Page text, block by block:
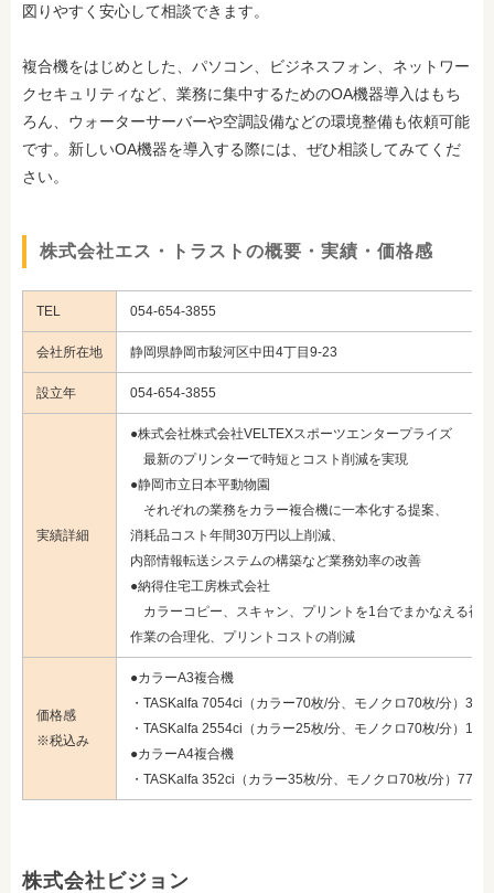
図りやすく安心して相談できます。
複合機をはじめとした、パソコン、ビジネスフォン、ネットワー
クセキュリティなど、業務に集中するためのOA機器導入はもち
ろん、ウォーターサーバーや空調設備などの環境整備も依頼可能
です。新しいOA機器を導入する際には、ぜひ相談してみてくだ
さい。
株式会社エス・トラストの概要・実績・価格感
TEL 054-654-3855
会社所在地 静岡県静岡市駿河区中田4丁目9-23
設立年 054-654-3855
実績詳細
●株式会社株式会社VELTEXスポーツエンタープライズ
最新のプリンターで時短とコスト削減を実現
●静岡市立日本平動物園
それぞれの業務をカラー複合機に一本化する提案、
消耗品コスト年間30万円以上削減、
内部情報転送システムの構築など業務効率の改善
●納得住宅工房株式会社
カラーコピー、スキャン、プリントを1台でまかなえる複
作業の合理化、プリントコストの削減
価格感
※税込み
●カラーA3複合機
・TASKalfa 7054ci（カラー70枚/分、モノクロ70枚/分）
・TASKalfa 2554ci（カラー25枚/分、モノクロ70枚/分）
●カラーA4複合機
・TASKalfa 352ci（カラー35枚/分、モノクロ70枚/分）
株式会社ビジョン